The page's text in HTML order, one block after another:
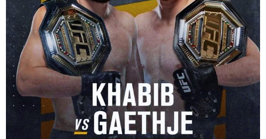
Contoh Penerapan, hingga Masa Depannya
Friday, 7 August